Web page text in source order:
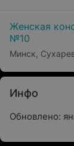
Женская
№10
Минск,
Инфо
Обновлено: